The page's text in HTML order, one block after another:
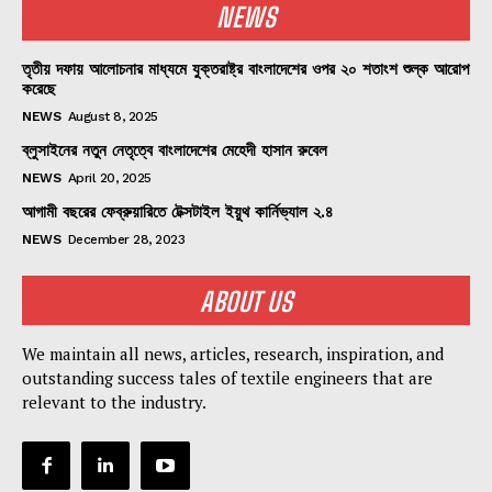
NEWS
তৃতীয় দফায় আলোচনার মাধ্যমে যুক্তরাষ্ট্র বাংলাদেশের ওপর ২০ শতাংশ শুল্ক আরোপ
করেছে
NEWS August 8, 2025
ব্লুসাইনের নতুন নেতৃত্বে বাংলাদেশের মেহেদী হাসান রুবেল
NEWS April 20, 2025
আগামী বছরের ফেব্রুয়ারিতে টেক্সটাইল ইয়ুথ কার্নিভ্যাল ২.৪
NEWS December 28, 2023
ABOUT US
We maintain all news, articles, research, inspiration, and
outstanding success tales of textile engineers that are
relevant to the industry.